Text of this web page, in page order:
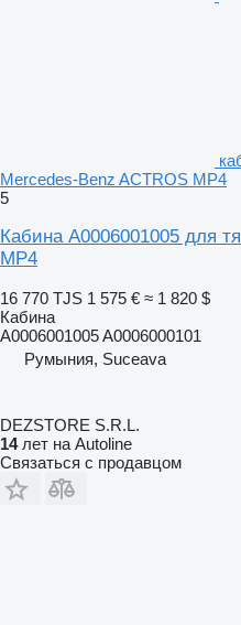
Mercedes-Benz ACTROS MP4
5
Кабина A0006001005 для
MP4
16 770 TJS 1 575 € ≈ 1 820 $
Кабина
A0006001005 A0006000101
Румыния, Suceava
DEZSTORE S.R.L.
14лет на Autoline
Связаться с продавцом